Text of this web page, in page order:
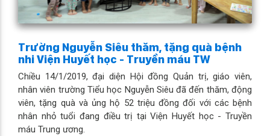
Trường Nguyễn Siêu thăm, tặng quà bệnh
nhi Viện Huyết học - Truyền máu TW
Chiều 14/1/2019, đại diện Hội đồng Quản trị, giáo viên,
nhân viên trường Tiểu học Nguyễn Siêu đã đến thăm, động
viên, tặng quà và ủng hộ 52 triệu đồng đối với các bệnh
nhân nhỏ tuổi đang điều trị tại Viện Huyết học - Truyền
máu Trung ương.